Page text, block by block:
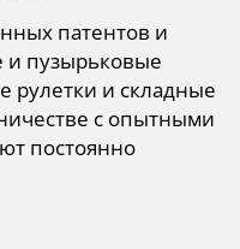
патентов и
и пузырьковые
рулетки и складные
с опытными
постоянно